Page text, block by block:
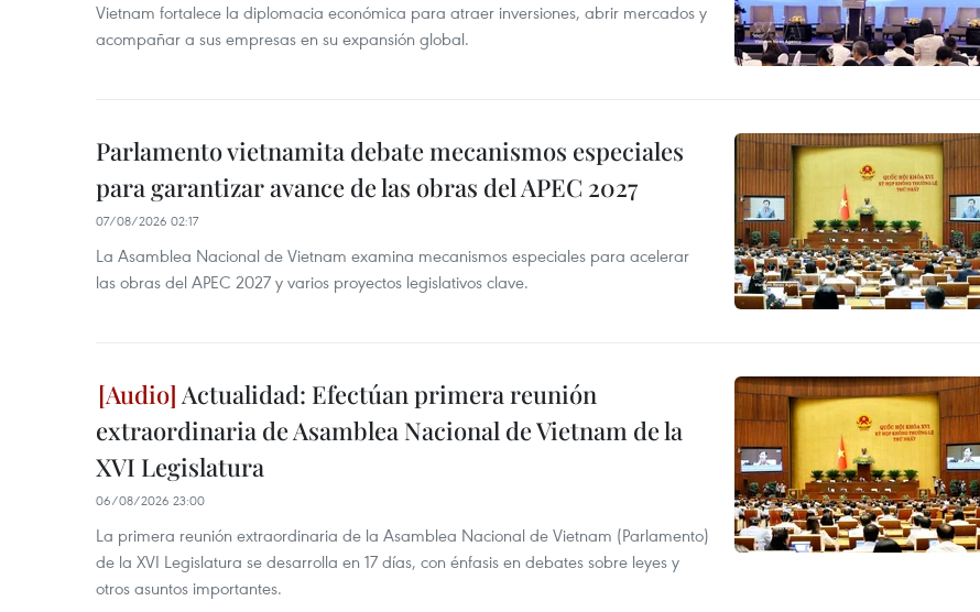
Vietnam fortalece la diplomacia económica para atraer inversiones, abrir mercados y
acompañar a sus empresas en su expansión global.
Parlamento vietnamita debate mecanismos especiales
para garantizar avance de las obras del APEC 2027
07/08/2026 02:17
La Asamblea Nacional de Vietnam examina mecanismos especiales para acelerar
las obras del APEC 2027 y varios proyectos legislativos clave.
Actualidad: Efectúan primera reunión
extraordinaria de Asamblea Nacional de Vietnam de la
XVI Legislatura
06/08/2026 23:00
La primera reunión extraordinaria de la Asamblea Nacional de Vietnam (Parlamento)
de la XVI Legislatura se desarrolla en 17 días, con énfasis en debates sobre leyes y
otros asuntos importantes.